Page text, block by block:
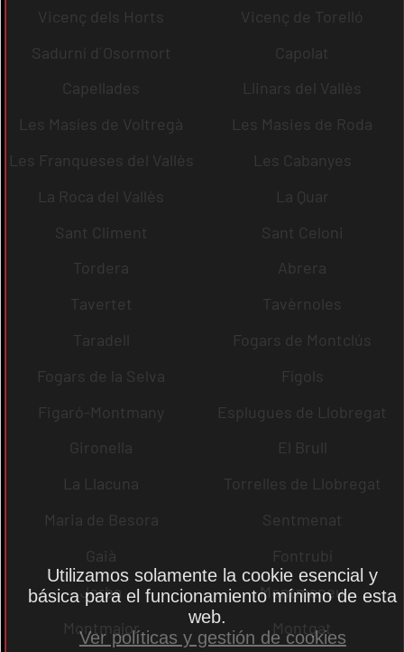
Vicenç dels Horts
Vicenç de Torelló
Sadurní d´Osormort
Capolat
Capellades
Llinars del Vallès
Les Masíes de Voltregà
Les Masies de Roda
Les Franqueses del Vallès
Les Cabanyes
La Roca del Vallès
La Quar
Sant Climent
Sant Celoni
Tordera
Abrera
Tavertet
Tavèrnoles
Taradell
Fogars de Montclús
Fogars de la Selva
Fígols
Figaró-Montmany
Esplugues de Llobregat
Gironella
El Brull
La Llacuna
Torrelles de Llobregat
Maria de Besora
Sentmenat
Gaià
Fontrubí
Jorba
Montmaneu
Montmajor
Montgat
Utilizamos solamente la cookie esencial y
básica para el funcionamiento mínimo de esta
web.
Ver políticas y gestión de cookies